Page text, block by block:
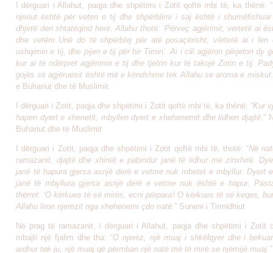
I dërguari i Allahut, paqja dhe shpëtimi i Zotit qoftë mbi të, ka thënë: “
njeriut është për veten e tij dhe shpërblimi i saj është i
dhjetë deri shtatëqind herë. Allahu thotë: ‘Përveç agjërimit, vërtetë ai
dhe vetëm Unë do të shpërblej për atë posaçërisht, vërtetë ai i len
ushqimin e tij, dhe pijen e tij për hir Timin’. Ai i cili agjëron përjeton dy
kur ai të ndërpret agjërimin e tij dhe tjetrin kur të takojë Zotin e tij.
gojës së agjëruesit është më e këndshme tek Allahu se aroma e miskut.
e Buhariut dhe të Muslimit
I dërguari i Zotit, paqja dhe shpëtimi i Zotit qoftë mbi të, ka thënë: “Kur
hapen dyert e xhenetit, mbyllen dyert e xhehenemit dhe lidhen djajtë.”
Buhariut dhe të Muslimit
I dërguari i Zotit, paqja dhe shpëtimi i Zotit qoftë mbi të, thotë: “Në
ramazanit, djajtë dhe xhinët e pabindur janë të lidhur me zinxhirë.
janë të hapura gjersa asnjë derë e vetme nuk mbetet e mbyllur. Dyert
janë të mbyllura gjersa asnjë derë e vetme nuk është e hapur.
thërret: ‘O kërkues të së mirës, ecni përpara! O kërkues të së keqes,
Allahu liron njerëzit nga xhehenemi çdo natë.” Suneni i Tirmidhiut
Në prag të ramazanit, i dërguari i Allahut, paqja dhe shpëtimi i Zotit
mbajti një fjalim dhe tha: “O njerëz, një muaj i shkëlqyer dhe i
ardhur tek ju, një muaj që përmban një natë më të mirë se njëmijë muaj.”